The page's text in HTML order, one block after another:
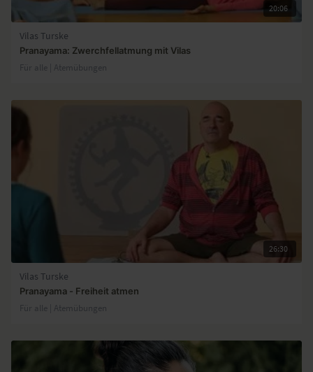
20:06
Vilas Turske
Pranayama: Zwerchfellatmung mit Vilas
Für alle | Atemübungen
26:30
Vilas Turske
Pranayama - Freiheit atmen
Für alle | Atemübungen